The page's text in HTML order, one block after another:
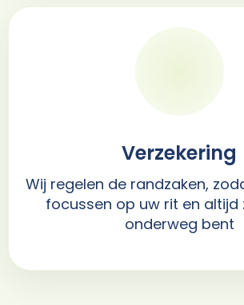
Verzekering
Wij regelen de randzaken,
focussen op uw rit en altijd
onderweg bent